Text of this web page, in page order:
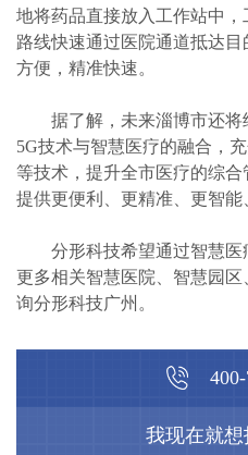
地将药品直接放入工作站中
路线快速通过医院通道抵达
方便，精准快速。
据了解，未来淄博市还将
5G技术与智慧医疗的融合，
等技术，提升全市医疗的综
提供更便利、更精准、更智能
分形科技希望通过智慧医
更多相关智慧医院、智慧园
询分形科技广州。
我现在就